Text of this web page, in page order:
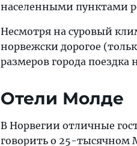
населенными пунктами
Несмотря на суровый
норвежски дорогое
размеров города поездка
Отели Молде
В Норвегии отличные
говорить о 25-тысячном